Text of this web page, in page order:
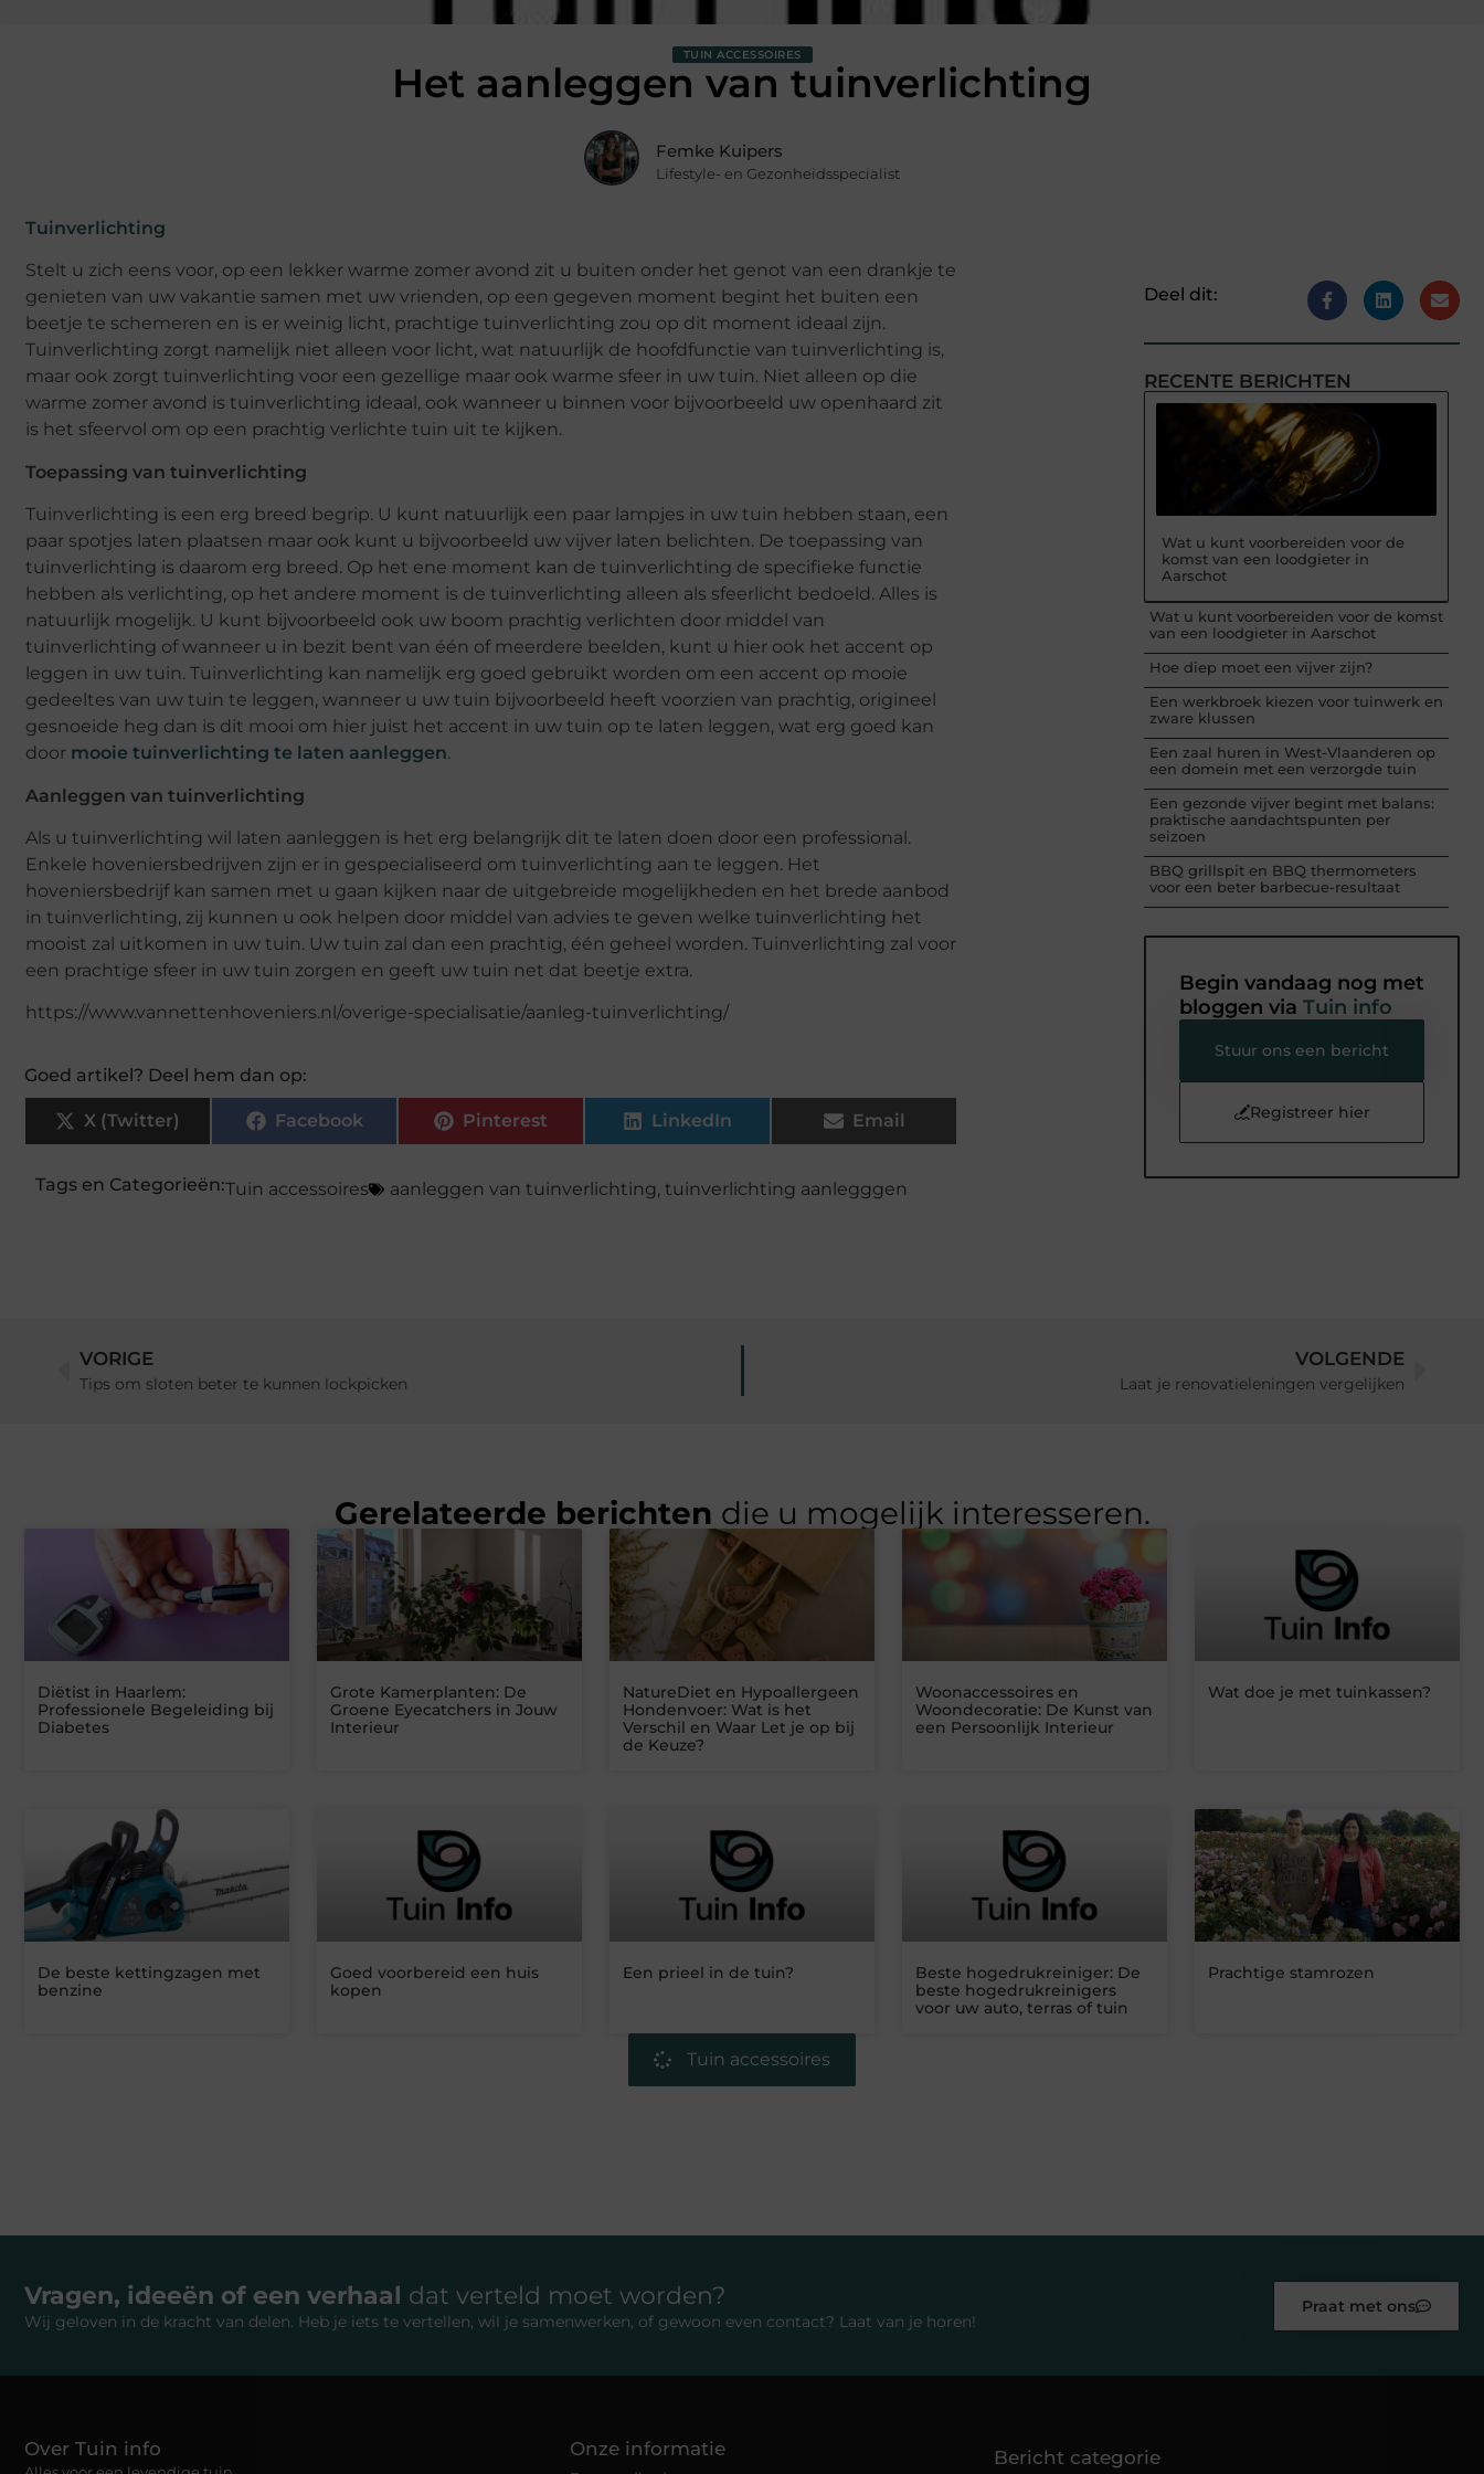
TUIN ACCESSOIRES
Het aanleggen van tuinverlichting
Femke Kuipers
Lifestyle- en Gezonheidsspecialist
Tuinverlichting
Stelt u zich eens voor, op een lekker warme zomer avond zit u buiten onder het genot van een drankje te
genieten van uw vakantie samen met uw vrienden, op een gegeven moment begint het buiten een
beetje te schemeren en is er weinig licht, prachtige tuinverlichting zou op dit moment ideaal zijn.
Tuinverlichting zorgt namelijk niet alleen voor licht, wat natuurlijk de hoofdfunctie van tuinverlichting is,
maar ook zorgt tuinverlichting voor een gezellige maar ook warme sfeer in uw tuin. Niet alleen op die
warme zomer avond is tuinverlichting ideaal, ook wanneer u binnen voor bijvoorbeeld uw openhaard zit
is het sfeervol om op een prachtig verlichte tuin uit te kijken.
Toepassing van tuinverlichting
Tuinverlichting is een erg breed begrip. U kunt natuurlijk een paar lampjes in uw tuin hebben staan, een
paar spotjes laten plaatsen maar ook kunt u bijvoorbeeld uw vijver laten belichten. De toepassing van
tuinverlichting is daarom erg breed. Op het ene moment kan de tuinverlichting de specifieke functie
hebben als verlichting, op het andere moment is de tuinverlichting alleen als sfeerlicht bedoeld. Alles is
natuurlijk mogelijk. U kunt bijvoorbeeld ook uw boom prachtig verlichten door middel van
tuinverlichting of wanneer u in bezit bent van één of meerdere beelden, kunt u hier ook het accent op
leggen in uw tuin. Tuinverlichting kan namelijk erg goed gebruikt worden om een accent op mooie
gedeeltes van uw tuin te leggen, wanneer u uw tuin bijvoorbeeld heeft voorzien van prachtig, origineel
gesnoeide heg dan is dit mooi om hier juist het accent in uw tuin op te laten leggen, wat erg goed kan
door mooie tuinverlichting te laten aanleggen.
Aanleggen van tuinverlichting
Als u tuinverlichting wil laten aanleggen is het erg belangrijk dit te laten doen door een professional.
Enkele hoveniersbedrijven zijn er in gespecialiseerd om tuinverlichting aan te leggen. Het
hoveniersbedrijf kan samen met u gaan kijken naar de uitgebreide mogelijkheden en het brede aanbod
in tuinverlichting, zij kunnen u ook helpen door middel van advies te geven welke tuinverlichting het
mooist zal uitkomen in uw tuin. Uw tuin zal dan een prachtig, één geheel worden. Tuinverlichting zal voor
een prachtige sfeer in uw tuin zorgen en geeft uw tuin net dat beetje extra.
https://www.vannettenhoveniers.nl/overige-specialisatie/aanleg-tuinverlichting/
Goed artikel? Deel hem dan op:
X (Twitter) Facebook Pinterest LinkedIn Email
Tags en Categorieën:Tuin accessoires aanleggen van tuinverlichting, tuinverlichting aanlegggen
Deel dit:
RECENTE BERICHTEN
Wat u kunt voorbereiden voor de
komst van een loodgieter in
Aarschot
Wat u kunt voorbereiden voor de komst
van een loodgieter in Aarschot
Hoe diep moet een vijver zijn?
Een werkbroek kiezen voor tuinwerk en
zware klussen
Een zaal huren in West-Vlaanderen op
een domein met een verzorgde tuin
Een gezonde vijver begint met balans:
praktische aandachtspunten per
seizoen
BBQ grillspit en BBQ thermometers
voor een beter barbecue-resultaat
Begin vandaag nog met
bloggen via Tuin info
Stuur ons een bericht
Registreer hier
VORIGE
Tips om sloten beter te kunnen lockpicken
VOLGENDE
Laat je renovatieleningen vergelijken
Gerelateerde berichten die u mogelijk interesseren.
Diëtist in Haarlem:
Professionele Begeleiding bij
Diabetes
Grote Kamerplanten: De
Groene Eyecatchers in Jouw
Interieur
NatureDiet en Hypoallergeen
Hondenvoer: Wat is het
Verschil en Waar Let je op bij
de Keuze?
Woonaccessoires en
Woondecoratie: De Kunst van
een Persoonlijk Interieur
Wat doe je met tuinkassen?
De beste kettingzagen met
benzine
Goed voorbereid een huis
kopen
Een prieel in de tuin?
Beste hogedrukreiniger: De
beste hogedrukreinigers
voor uw auto, terras of tuin
Prachtige stamrozen
Tuin accessoires
Vragen, ideeën of een verhaal dat verteld moet worden?
Wij geloven in de kracht van delen. Heb je iets te vertellen, wil je samenwerken, of gewoon even contact? Laat van je horen!
Praat met ons
Over Tuin info Onze informatie Bericht categorie